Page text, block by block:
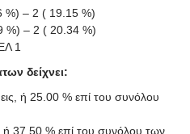
%) – 2 ( 19.15 %)
%) – 2 ( 20.34 %)
1
δείχνει:
ή 25.00 % επί του συνόλου
ή 37.50 % επί του συνόλου των